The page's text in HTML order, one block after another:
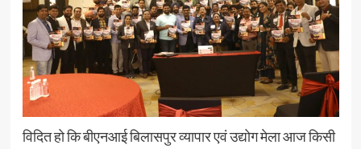
विदित हो कि बीएनआई बिलासपुर व्यापार एवं उद्योग मेला आज किसी